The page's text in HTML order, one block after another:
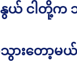
ငါတို့က သွ
းတော့မယ်